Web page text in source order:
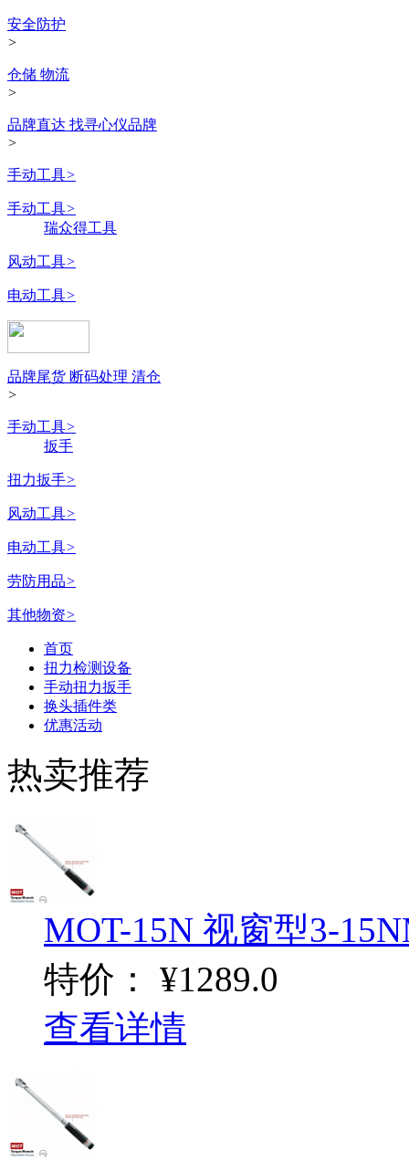
安全防护
>
仓储 物流
>
品牌直达 找寻心仪品牌
>
手动工具>
手动工具>
瑞众得工具
风动工具>
电动工具>
品牌尾货 断码处理 清仓
>
手动工具>
扳手
扭力扳手>
风动工具>
电动工具>
劳防用品>
其他物资>
首页
扭力检测设备
手动扭力扳手
换头插件类
优惠活动
热卖推荐
MOT-15N 视窗型3-
特价：
¥1289.0
查看详情